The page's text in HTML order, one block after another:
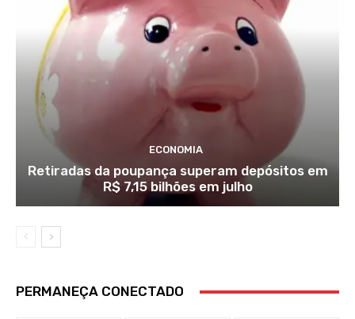
ECONOMIA
Retiradas da poupança superam depósitos em
R$ 7,15 bilhões em julho
PERMANEÇA CONECTADO